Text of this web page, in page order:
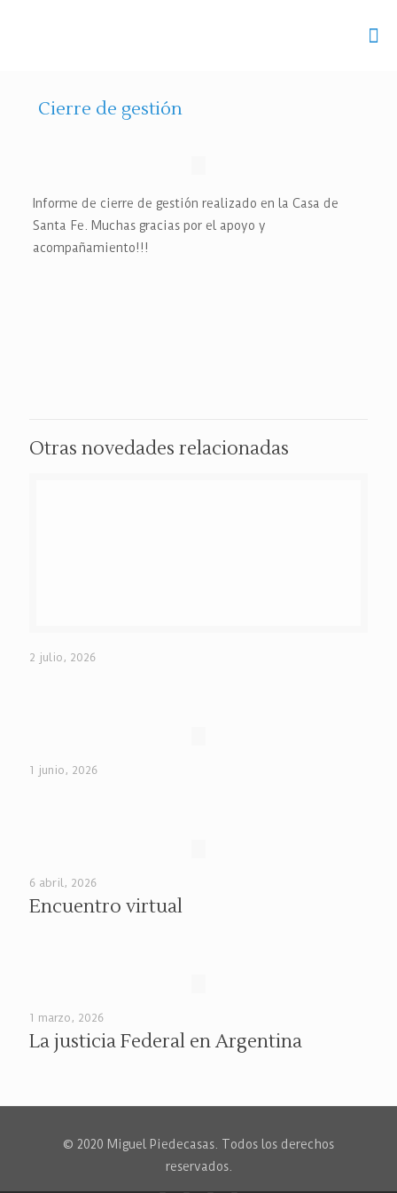
Cierre de gestión
Informe de cierre de gestión realizado en la Casa de
Santa Fe.
Muchas gracias por el apoyo y
acompañamiento!!!
Otras novedades relacionadas
2 julio, 2026
1 junio, 2026
6 abril, 2026
Encuentro virtual
1 marzo, 2026
La justicia Federal en Argentina
© 2020 Miguel Piedecasas. Todos los derechos
reservados.